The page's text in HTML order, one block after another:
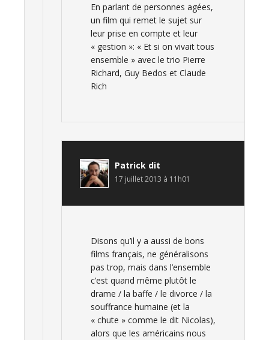
En parlant de personnes agées,
un film qui remet le sujet sur
leur prise en compte et leur
« gestion »: « Et si on vivait tous
ensemble » avec le trio Pierre
Richard, Guy Bedos et Claude
Rich
Patrick dit
17 juillet 2013 à 11h01
Disons qu’il y a aussi de bons
films français, ne généralisons
pas trop, mais dans l’ensemble
c’est quand même plutôt le
drame / la baffe / le divorce / la
souffrance humaine (et la
« chute » comme le dit Nicolas),
alors que les américains nous